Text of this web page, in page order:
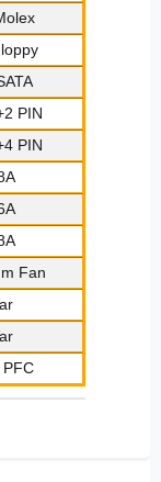
PIN
PIN
Fan
PFC